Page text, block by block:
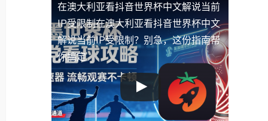
在澳大利亚看抖音世界杯中文解说当前
IP受限制在澳大利亚看抖音世界杯中文
解说当前IP受限制？别急，这份指南帮
你搞定